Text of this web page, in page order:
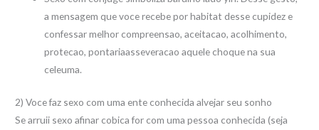
a mensagem que voce recebe por habitat desse cupidez e
confessar melhor compreensao, aceitacao, acolhimento,
protecao, pontariaasseveracao aquele choque na sua
celeuma.
2) Voce faz sexo com uma ente conhecida alvejar seu sonho
Se arruii sexo afinar cobica for com uma pessoa conhecida (seja